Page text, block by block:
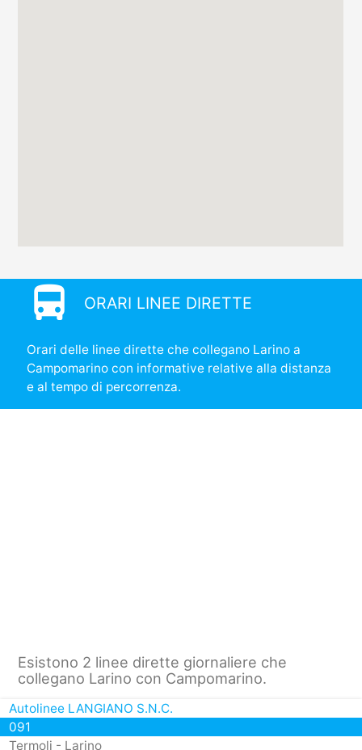
directions_bus ORARI LINEE DIRETTE
Orari delle linee dirette che collegano Larino a
Campomarino con informative relative alla distanza
e al tempo di percorrenza.
Esistono 2 linee dirette giornaliere che
collegano Larino con Campomarino.
Autolinee LANGIANO S.N.C.
091
Termoli - Larino